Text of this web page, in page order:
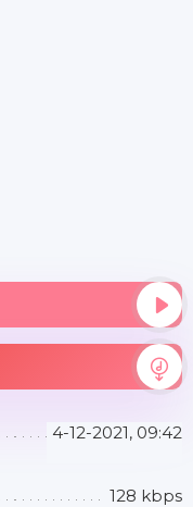
4-12-2021, 09:42
128 kbps